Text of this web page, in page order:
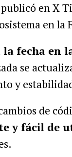
en X
en la
la fecha en
se
y
de
y fácil de